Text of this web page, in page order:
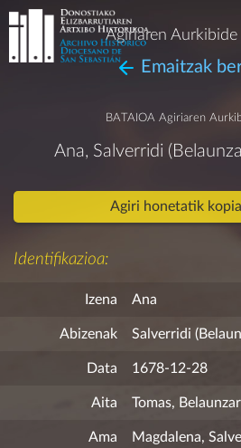
Agiriaren
Emaitzak
BATAIOAAgiriaren
Ana, Salverridi
Agiri honetatik
Identifikazioa:
Izena Ana
Abizenak Salverridi
Data 1678-12-28
Aita Tomas,
Ama Magdalena,